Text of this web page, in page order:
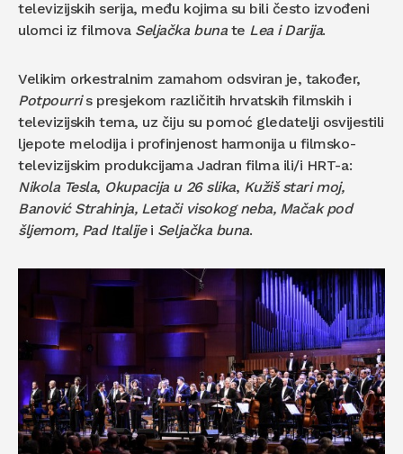
televizijskih serija, među kojima su bili često izvođeni
ulomci iz filmova Seljačka buna te Lea i Darija.
Velikim orkestralnim zamahom odsviran je, također,
Potpourris presjekom različitih hrvatskih filmskih i
televizijskih tema, uz čiju su pomoć gledatelji osvijestili
ljepote melodija i profinjenost harmonija u filmsko-
televizijskim produkcijama Jadran filma ili/i HRT-a:
Nikola Tesla, Okupacija u 26 slika, Kužiš stari moj,
Banović Strahinja, Letači visokog neba, Mačak pod
šljemom, Pad Italije i Seljačka buna.